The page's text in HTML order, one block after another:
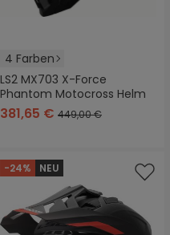
4 Farben
LS2 MX703 X-Force
Phantom Motocross Helm
381,65 € 449,00 €
-24% NEU